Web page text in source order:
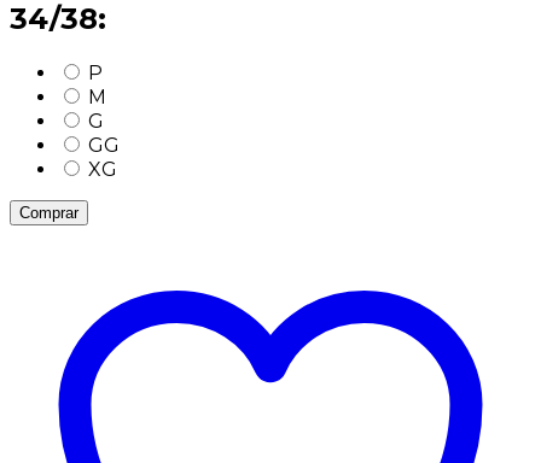
34/38:
P
M
G
GG
XG
Comprar